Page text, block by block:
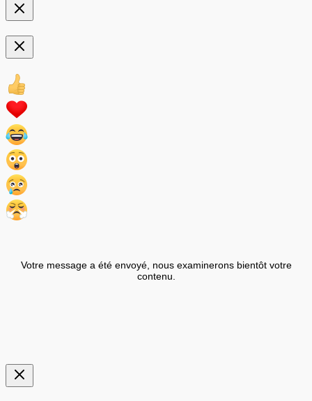
Votre message a été envoyé, nous examinerons bientôt votre
contenu.